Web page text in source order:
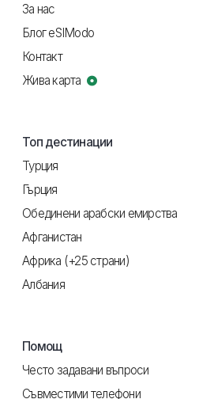
За нас
Блог eSIModo
Контакт
Жива карта
Топ дестинации
Турция
Гърция
Обединени арабски емирства
Афганистан
Африка (+25 страни)
Албания
Помощ
Често задавани въпроси
Съвместими телефони